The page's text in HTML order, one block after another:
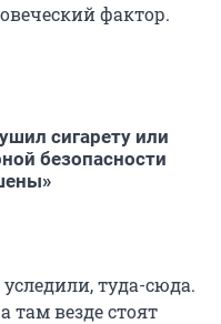
фактор.
сигарету или
безопасности
туда-сюда.
там везде стоят